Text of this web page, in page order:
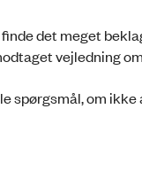
det meget
vejledning
spørgsmål, om